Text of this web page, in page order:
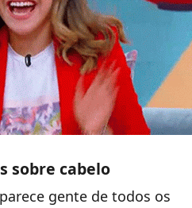
sobre cabelo
gente de todos os